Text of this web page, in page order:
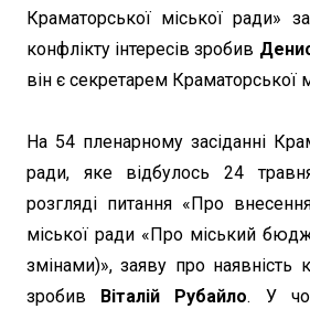
Краматорської міської ради»
конфлікту інтересів зробив
він є секретарем Краматорської
На 54 пленарному засіданні
ради, яке відбулось 24
розгляді питання «Про
міської ради «Про міський
змінами)», заяву про наявність
зробив
Віталій Рубайло. У